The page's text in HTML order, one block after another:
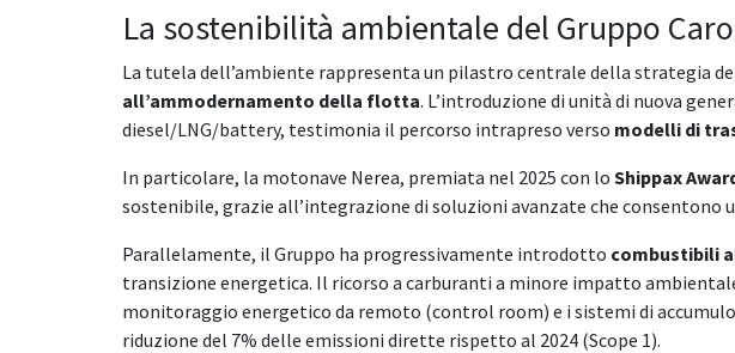
La sostenibilità ambientale del Gruppo
La tutela dell’ambiente rappresenta un pilastro centrale della strategia
all’ammodernamento della flotta. L’introduzione di unità di nuova
diesel/LNG/battery, testimonia il percorso intrapreso verso modelli di
In particolare, la motonave Nerea, premiata nel 2025 con lo Shippax
sostenibile, grazie all’integrazione di soluzioni avanzate che consentono
Parallelamente, il Gruppo ha progressivamente introdotto combustibili
transizione energetica. Il ricorso a carburanti a minore impatto
monitoraggio energetico da remoto (control room) e i sistemi di
riduzione del 7% delle emissioni dirette rispetto al 2024 (Scope 1).